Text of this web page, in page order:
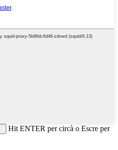
Hit ENTER per circà o Escre per